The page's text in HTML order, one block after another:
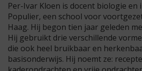
Per-Ivar Kloen is docent biologie en
Populier, een school voor
Haag. Hij begon tien jaar geleden
Hij gebruikt drie verschillende
die ook heel bruikbaar en
basisonderwijs. Hij noemt ze: